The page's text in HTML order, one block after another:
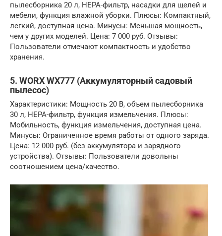
пылесборника 20 л, HEPA-фильтр, насадки для щелей и
мебели, функция влажной уборки. Плюсы: Компактный,
легкий, доступная цена. Минусы: Меньшая мощность,
чем у других моделей. Цена: 7 000 руб. Отзывы:
Пользователи отмечают компактность и удобство
хранения.
5. WORX WX777 (Аккумуляторный садовый
пылесос)
Характеристики: Мощность 20 В, объем пылесборника
30 л, HEPA-фильтр, функция измельчения. Плюсы:
Мобильность, функция измельчения, доступная цена.
Минусы: Ограниченное время работы от одного заряда.
Цена: 12 000 руб. (без аккумулятора и зарядного
устройства). Отзывы: Пользователи довольны
соотношением цена/качество.